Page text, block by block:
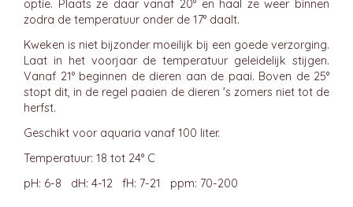
optie. Plaats ze daar vanaf 20° en haal ze weer binnen
zodra de temperatuur onder de 17° daalt.
Kweken is niet bijzonder moeilijk bij een goede verzorging.
Laat in het voorjaar de temperatuur geleidelijk stijgen.
Vanaf 21° beginnen de dieren aan de paai. Boven de 25°
stopt dit, in de regel paaien de dieren 's zomers niet tot de
herfst.
Geschikt voor aquaria vanaf 100 liter.
Temperatuur: 18 tot 24° C
pH: 6-8 dH: 4-12 fH: 7-21 ppm: 70-200